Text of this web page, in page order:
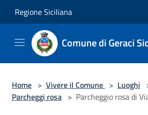
Regione Siciliana
Comune di Geraci
Home > Vivere il Comune > Luoghi
Parcheggi rosa > Parcheggio rosa di